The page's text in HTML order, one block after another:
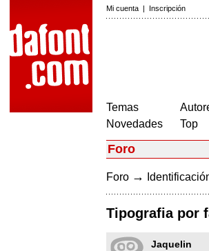
Mi cuenta | Inscripción
Temas
Novedades
Top
Foro
Foro →
Tipografia por
Jaquelin